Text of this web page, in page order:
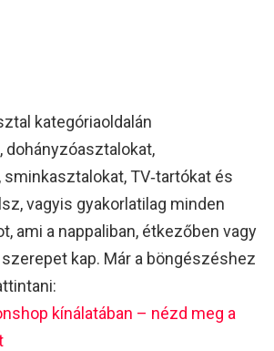
kategóriaoldalán
dohányzóasztalokat,
TV‑tartókat és
vagyis gyakorlatilag minden
ami a nappaliban, étkezőben vagy
kap. Már a böngészéshez
kínálatában – nézd meg a